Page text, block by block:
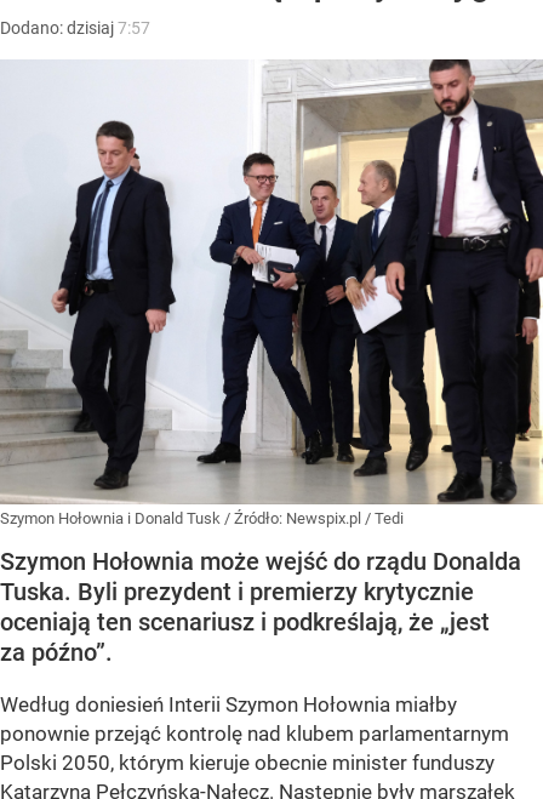
Dodano:dzisiaj7:57
Szymon Hołownia i Donald Tusk / Źródło: Newspix.pl / Tedi
Szymon Hołownia może wejść do rządu Donalda
Tuska. Byli prezydent i premierzy krytycznie
oceniają ten scenariusz i podkreślają, że „jest
za późno”.
Według doniesień Interii Szymon Hołownia miałby
ponownie przejąć kontrolę nad klubem parlamentarnym
Polski 2050, którym kieruje obecnie minister funduszy
Katarzyna Pełczyńska-Nałęcz. Następnie były marszałek